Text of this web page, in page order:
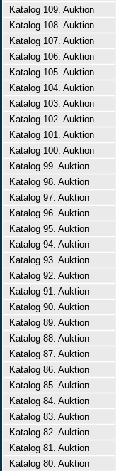
Katalog 109. Auktion
Katalog 108. Auktion
Katalog 107. Auktion
Katalog 106. Auktion
Katalog 105. Auktion
Katalog 104. Auktion
Katalog 103. Auktion
Katalog 102. Auktion
Katalog 101. Auktion
Katalog 100. Auktion
Katalog 99. Auktion
Katalog 98. Auktion
Katalog 97. Auktion
Katalog 96. Auktion
Katalog 95. Auktion
Katalog 94. Auktion
Katalog 93. Auktion
Katalog 92. Auktion
Katalog 91. Auktion
Katalog 90. Auktion
Katalog 89. Auktion
Katalog 88. Auktion
Katalog 87. Auktion
Katalog 86. Auktion
Katalog 85. Auktion
Katalog 84. Auktion
Katalog 83. Auktion
Katalog 82. Auktion
Katalog 81. Auktion
Katalog 80. Auktion